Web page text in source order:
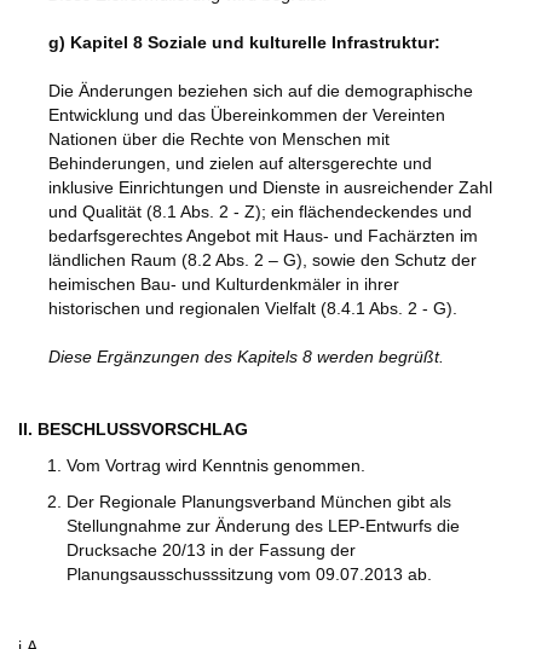
g) Kapitel 8 Soziale und kulturelle Infrastruktur:
Die Änderungen beziehen sich auf die demographische
Entwicklung und das Übereinkommen der Vereinten
Nationen über die Rechte von Menschen mit
Behinderungen, und zielen auf altersgerechte und
inklusive Einrichtungen und Dienste in ausreichender Zahl
und Qualität (8.1 Abs. 2 - Z); ein flächendeckendes und
bedarfsgerechtes Angebot mit Haus- und Fachärzten im
ländlichen Raum (8.2 Abs. 2 – G), sowie den Schutz der
heimischen Bau- und Kulturdenkmäler in ihrer
historischen und regionalen Vielfalt (8.4.1 Abs. 2 - G).
Diese Ergänzungen des Kapitels 8 werden begrüßt.
II. BESCHLUSSVORSCHLAG
Vom Vortrag wird Kenntnis genommen.
Der Regionale Planungsverband München gibt als
Stellungnahme zur Änderung des LEP-Entwurfs die
Drucksache 20/13 in der Fassung der
Planungsausschusssitzung vom 09.07.2013 ab.